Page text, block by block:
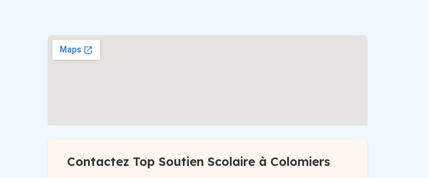
Contactez Top Soutien Scolaire à Colomiers